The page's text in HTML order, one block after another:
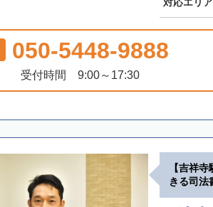
050-5448-9888
受付時間 9:00～17:30
【吉祥
きる司法